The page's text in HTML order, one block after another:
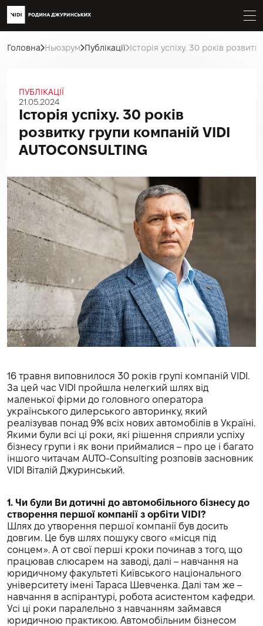
Головна Ньюзрум Публікації Історія успіху. 30 років
ПУБЛІКАЦІЇ
21.05.2024
Історія успіху. 30 років
розвитку групи компаній VIDI
AUTOCONSULTING
16 травня виповнилося 30 років групі компаній VIDI.
За цей час VIDI пройшла нелегкий шлях від
маленької фірми до головного оператора
українського дилерського авторинку, який
реалізував понад 9% всіх нових автомобілів в Україні.
Якими були всі ці роки, які рішення сприяли успіху
бізнесу групи і як вони приймалися – про це і багато
іншого читачам AUTO-Consulting розповів засновник
VIDI Віталій Джуринський.
1. Чи були Ви дотичні до автомобільного бізнесу до
створення першої компанії з орбіти VIDI?
Шлях до утворення першої компанії був досить
довгим. Це був шлях пошуку свого «місця під
сонцем». А от свої перші кроки починав з того, що
працював слюсарем на заводі, далі – навчання на
юридичному факультеті Київського національного
університету імені Тараса Шевченка. Далі там же –
навчання в аспірантурі, робота асистентом кафедри.
Усі ці роки паралельно з навчанням займався
юридичною практикою. Автомобільним бізнесом